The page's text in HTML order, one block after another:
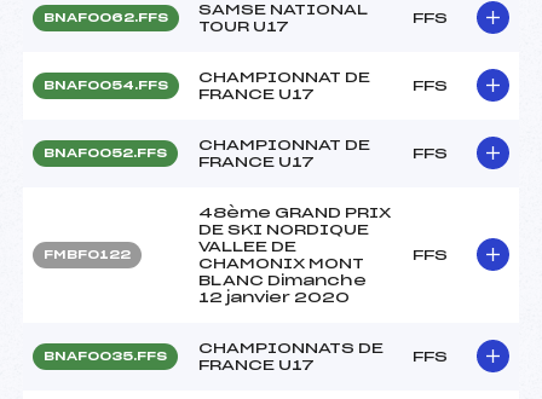
BNAF0062.FFS
SAMSE NATIONAL
TOUR U17
FFS
BNAF0054.FFS
CHAMPIONNAT DE
FRANCE U17
FFS
BNAF0052.FFS
CHAMPIONNAT DE
FRANCE U17
FFS
FMBF0122
48ème GRAND PRIX
DE SKI NORDIQUE
VALLEE DE
CHAMONIX MONT
BLANC Dimanche
12 janvier 2020
FFS
BNAF0035.FFS
CHAMPIONNATS DE
FRANCE U17
FFS